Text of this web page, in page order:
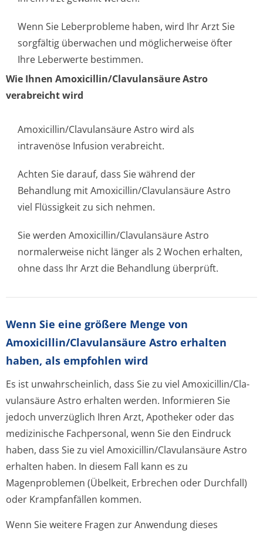
Wenn Sie Leberprobleme haben, wird Ihr Arzt Sie
sorgfältig überwachen und möglicherweise öfter
Ihre Leberwerte bestimmen.
Wie Ihnen Amoxicillin/Cla­vulansäure Astro
verabreicht wird
Amoxicillin/Cla­vulansäure Astro wird als
intravenöse Infusion verabreicht.
Achten Sie darauf, dass Sie während der
Behandlung mit Amoxicillin/Cla­vulansäure Astro
viel Flüssigkeit zu sich nehmen.
Sie werden Amoxicillin/Cla­vulansäure Astro
normalerweise nicht länger als 2 Wochen erhalten,
ohne dass Ihr Arzt die Behandlung überprüft.
Wenn Sie eine größere Menge von
Amoxicillin/Cla­vulansäure Astro erhalten
haben, als empfohlen wird
Es ist unwahrscheinlich, dass Sie zu viel Amoxicillin/Cla­
vulansäure Astro erhalten werden. Informieren Sie
jedoch unverzüglich Ihren Arzt, Apotheker oder das
medizinische Fachpersonal, wenn Sie den Eindruck
haben, dass Sie zu viel Amoxicillin/Cla­vulansäure Astro
erhalten haben. In diesem Fall kann es zu
Magenproblemen (Übelkeit, Erbrechen oder Durchfall)
oder Krampfanfällen kommen.
Wenn Sie weitere Fragen zur Anwendung dieses